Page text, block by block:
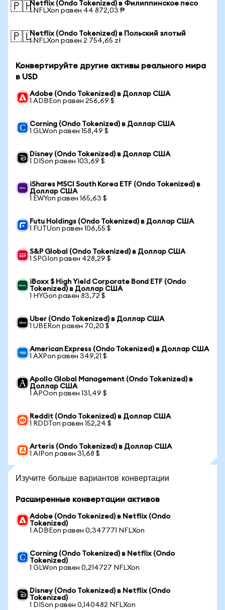
🇵🇭Netflix (Ondo Tokenized) в Филиппинское песо
1 NFLXon равен 44 872,03 ₱
🇵🇱Netflix (Ondo Tokenized) в Польский злотый
1 NFLXon равен 2 754,65 zł
Конвертируйте другие активы реального мира
в USD
Adobe (Ondo Tokenized) в Доллар США
1 ADBEon равен 256,69 $
Corning (Ondo Tokenized) в Доллар США
1 GLWon равен 158,49 $
Disney (Ondo Tokenized) в Доллар США
1 DISon равен 103,69 $
iShares MSCI South Korea ETF (Ondo Tokenized) в
Доллар США
1 EWYon равен 165,63 $
Futu Holdings (Ondo Tokenized) в Доллар США
1 FUTUon равен 106,55 $
S&P Global (Ondo Tokenized) в Доллар США
1 SPGIon равен 428,29 $
iBoxx $ High Yield Corporate Bond ETF (Ondo
Tokenized) в Доллар США
1 HYGon равен 83,72 $
Uber (Ondo Tokenized) в Доллар США
1 UBERon равен 70,20 $
American Express (Ondo Tokenized) в Доллар США
1 AXPon равен 349,21 $
Apollo Global Management (Ondo Tokenized) в
Доллар США
1 APOon равен 131,49 $
Reddit (Ondo Tokenized) в Доллар США
1 RDDTon равен 152,24 $
Arteris (Ondo Tokenized) в Доллар США
1 AIPon равен 31,68 $
Изучите больше вариантов конвертации
Расширенные конвертации активов
Adobe (Ondo Tokenized) в Netflix (Ondo
Tokenized)
1 ADBEon равен 0,347771 NFLXon
Corning (Ondo Tokenized) в Netflix (Ondo
Tokenized)
1 GLWon равен 0,214727 NFLXon
Disney (Ondo Tokenized) в Netflix (Ondo
Tokenized)
1 DISon равен 0,140482 NFLXon